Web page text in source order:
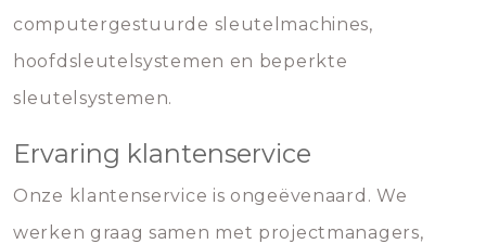
computergestuurde sleutelmachines,
hoofdsleutelsystemen en beperkte
sleutelsystemen.
Ervaring klantenservice
Onze klantenservice is ongeëvenaard. We
werken graag samen met projectmanagers,